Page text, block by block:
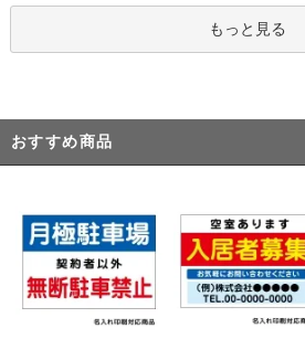
もっと見る
おすすめ商品